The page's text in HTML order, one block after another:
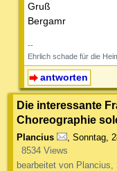
Gruß
Bergamr
--
Ehrlich schade für die
antworten
Die interessante
Choreographie
Plancius Sonntag,
8534 Views
bearbeitet von